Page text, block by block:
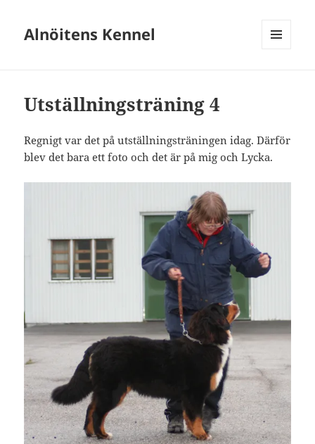
Alnöitens Kennel
Utställningsträning 4
Regnigt var det på utställningsträningen idag. Därför
blev det bara ett foto och det är på mig och Lycka.